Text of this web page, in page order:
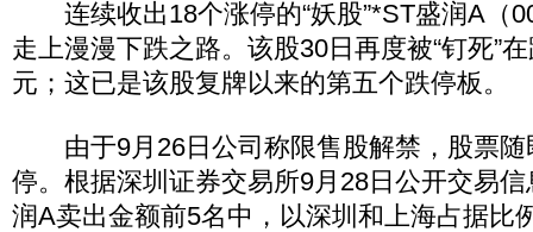
连续收出18个涨停的“妖股”*ST盛润A（
走上漫漫下跌之路。该股30日再度被“钉死”
元；这已是该股复牌以来的第五个跌停板。
由于9月26日公司称限售股解禁，股票随
停。根据深圳证券交易所9月28日公开交易
润A卖出金额前5名中，以深圳和上海占据比